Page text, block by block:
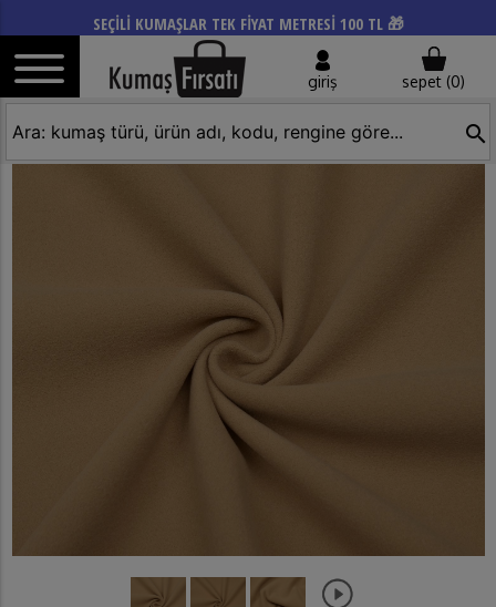
SEÇİLİ KUMAŞLAR TEK FİYAT METRESİ 100 TL 🎁
giriş sepet (0)
search